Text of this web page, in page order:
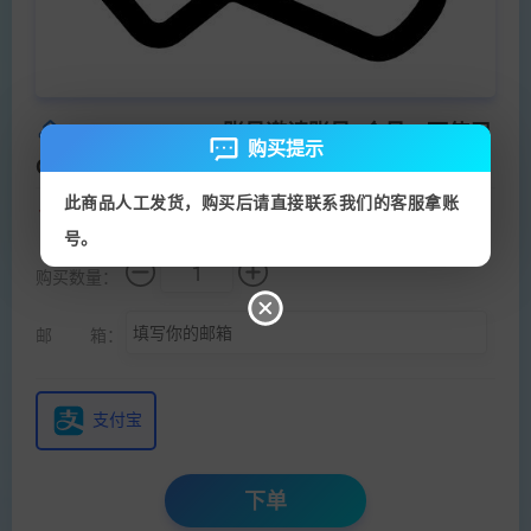
ChatGPT Team账号邀请账号1个月，可使用
Chatgpt pro模型
人工处理 库存(0) 每单限(5)
￥ 80.00
购买数量：
邮 箱：
支付宝
下单
购买提示
此商品人工发货，购买后请直接联系我们的客服拿账
号。